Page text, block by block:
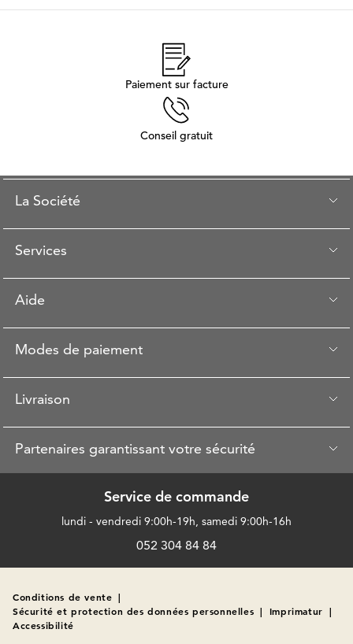
Paiement sur facture
Conseil gratuit
La Société
Services
Aide
Modes de paiement
Livraison
Partenaires garantissant votre sécurité
Service de commande
lundi - vendredi 9:00h-19h, samedi 9:00h-16h
052 304 84 84
Conditions de vente |
Sécurité et protection des données personnelles | Imprimatur |
Accessibilité